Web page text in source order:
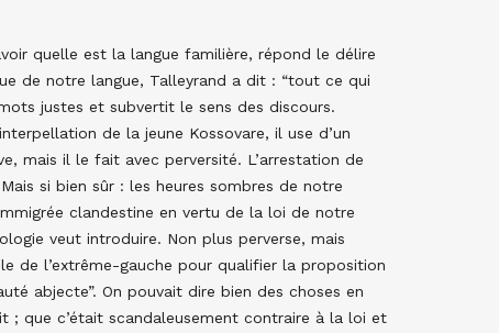
quelle est la langue familière, répond le délire
de notre langue, Talleyrand a dit : “tout ce qui
justes et subvertit le sens des discours.
de la jeune Kossovare, il use d’un
mais il le fait avec perversité. L’arrestation de
si bien sûr : les heures sombres de notre
clandestine en vertu de la loi de notre
veut introduire. Non plus perverse, mais
de l’extrême-gauche pour qualifier la proposition
abjecte”. On pouvait dire bien des choses en
; que c’était scandaleusement contraire à la loi et